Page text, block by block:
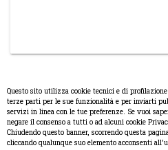
© Copyright 2008-2017
Creato da
Questo sito utilizza cookie tecnici e di
terze parti per le sue funzionalità e per inviarti
servizi in linea con le tue preferenze. Se vuoi
negare il consenso a tutti o ad alcuni cookie
Chiudendo questo banner, scorrendo questa
cliccando qualunque suo elemento acconsenti